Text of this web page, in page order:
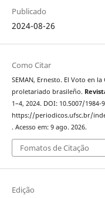
Publicado
2024-08-26
Como Citar
SEMAN, Ernesto. El Voto en
proletariado brasileño.
1–4, 2024. DOI: 10.5007/
https://periodicos.ufsc.br/
. Acesso em: 9 ago. 2026.
Fomatos de Citação
Edição